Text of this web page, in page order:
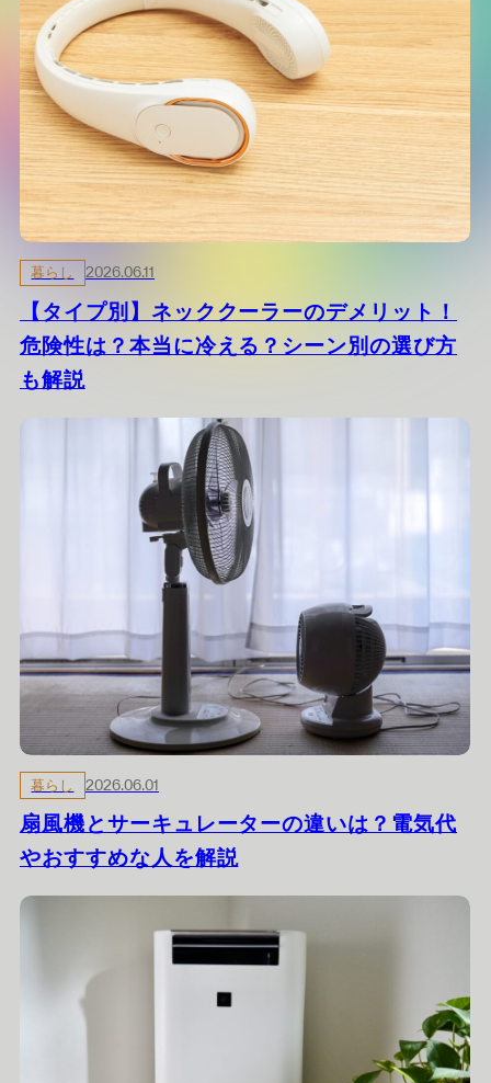
暮らし 2026.06.11
【タイプ別】ネッククーラーのデメリット！
危険性は？本当に冷える？シーン別の選び方
も解説
暮らし 2026.06.01
扇風機とサーキュレーターの違いは？電気代
やおすすめな人を解説